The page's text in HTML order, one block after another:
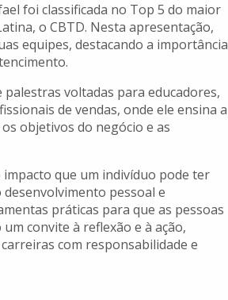
foi classificada no Top 5 do maior
o CBTD. Nesta apresentação,
equipes, destacando a importância
voltadas para educadores,
de vendas, onde ele ensina a
objetivos do negócio e as
que um indivíduo pode ter
pessoal e
práticas para que as pessoas
convite à reflexão e à ação,
com responsabilidade e